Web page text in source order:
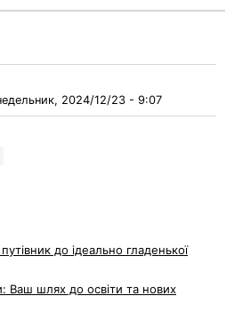
2024/12/23 - 9:07
до ідеально гладенької
Ваш шлях до освіти та нових